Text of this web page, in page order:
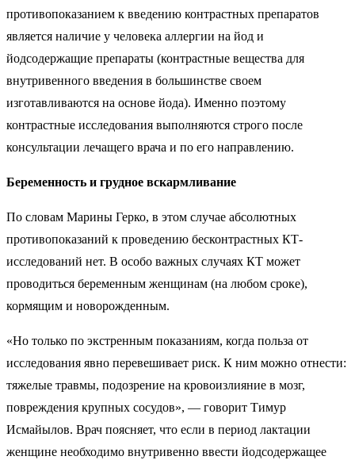
противопоказанием к введению контрастных препаратов
является наличие у человека аллергии на йод и
йодсодержащие препараты (контрастные вещества для
внутривенного введения в большинстве своем
изготавливаются на основе йода). Именно поэтому
контрастные исследования выполняются строго после
консультации лечащего врача и по его направлению.
Беременность и грудное вскармливание
По словам Марины Герко, в этом случае абсолютных
противопоказаний к проведению бесконтрастных КТ-
исследований нет. В особо важных случаях КТ может
проводиться беременным женщинам (на любом сроке),
кормящим и новорожденным.
«Но только по экстренным показаниям, когда польза от
исследования явно перевешивает риск. К ним можно отнести:
тяжелые травмы, подозрение на кровоизлияние в мозг,
повреждения крупных сосудов», — говорит Тимур
Исмайылов. Врач поясняет, что если в период лактации
женщине необходимо внутривенно ввести йодсодержащее